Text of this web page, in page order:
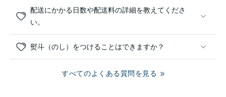
配送にかかる日数や配送料の詳細を教えてくださ
い。
熨斗（のし）をつけることはできますか？
すべてのよくある質問を見る